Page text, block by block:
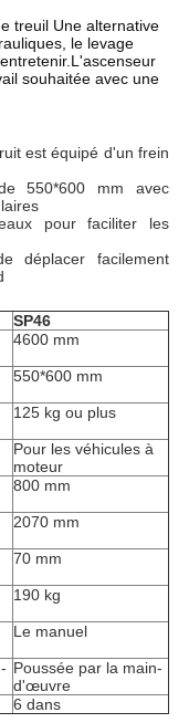
treuil Une alternative
le levage
souhaitée avec une
est équipé d'un frein
550*600 mm avec
pour faciliter les
déplacer facilement
SP46
4600 mm
550*600 mm
125 kg ou plus
Pour les véhicules à
moteur
800 mm
2070 mm
70 mm
190 kg
Le manuel
Poussée par la main-
d'œuvre
6 dans